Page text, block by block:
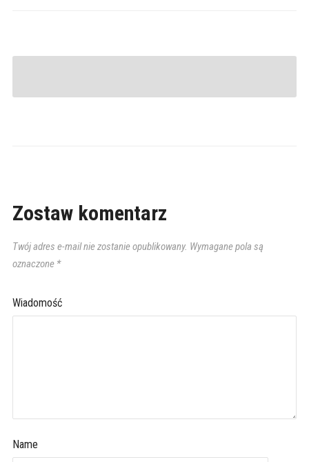
Zostaw komentarz
Twój adres e-mail nie zostanie opublikowany. Wymagane pola są
oznaczone *
Wiadomość
Name